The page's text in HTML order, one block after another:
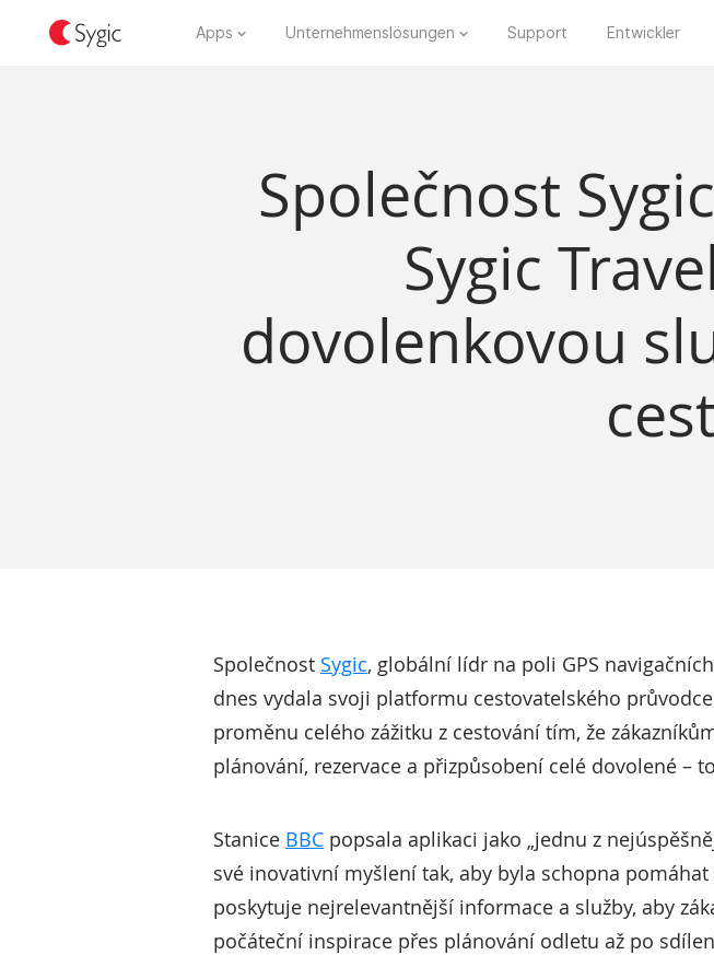
Apps Unternehmenslösungen Support Entwickler
Společnost
Sygic
dovolenkovou
Společnost Sygic, globální lídr na poli GPS
dnes vydala svoji platformu cestovatelského
proměnu celého zážitku z cestování tím, že
plánování, rezervace a přizpůsobení celé dovolené –
Stanice BBC popsala aplikaci jako „jednu z
své inovativní myšlení tak, aby byla schopna
poskytuje nejrelevantnější informace a služby, aby
počáteční inspirace přes plánování odletu až po